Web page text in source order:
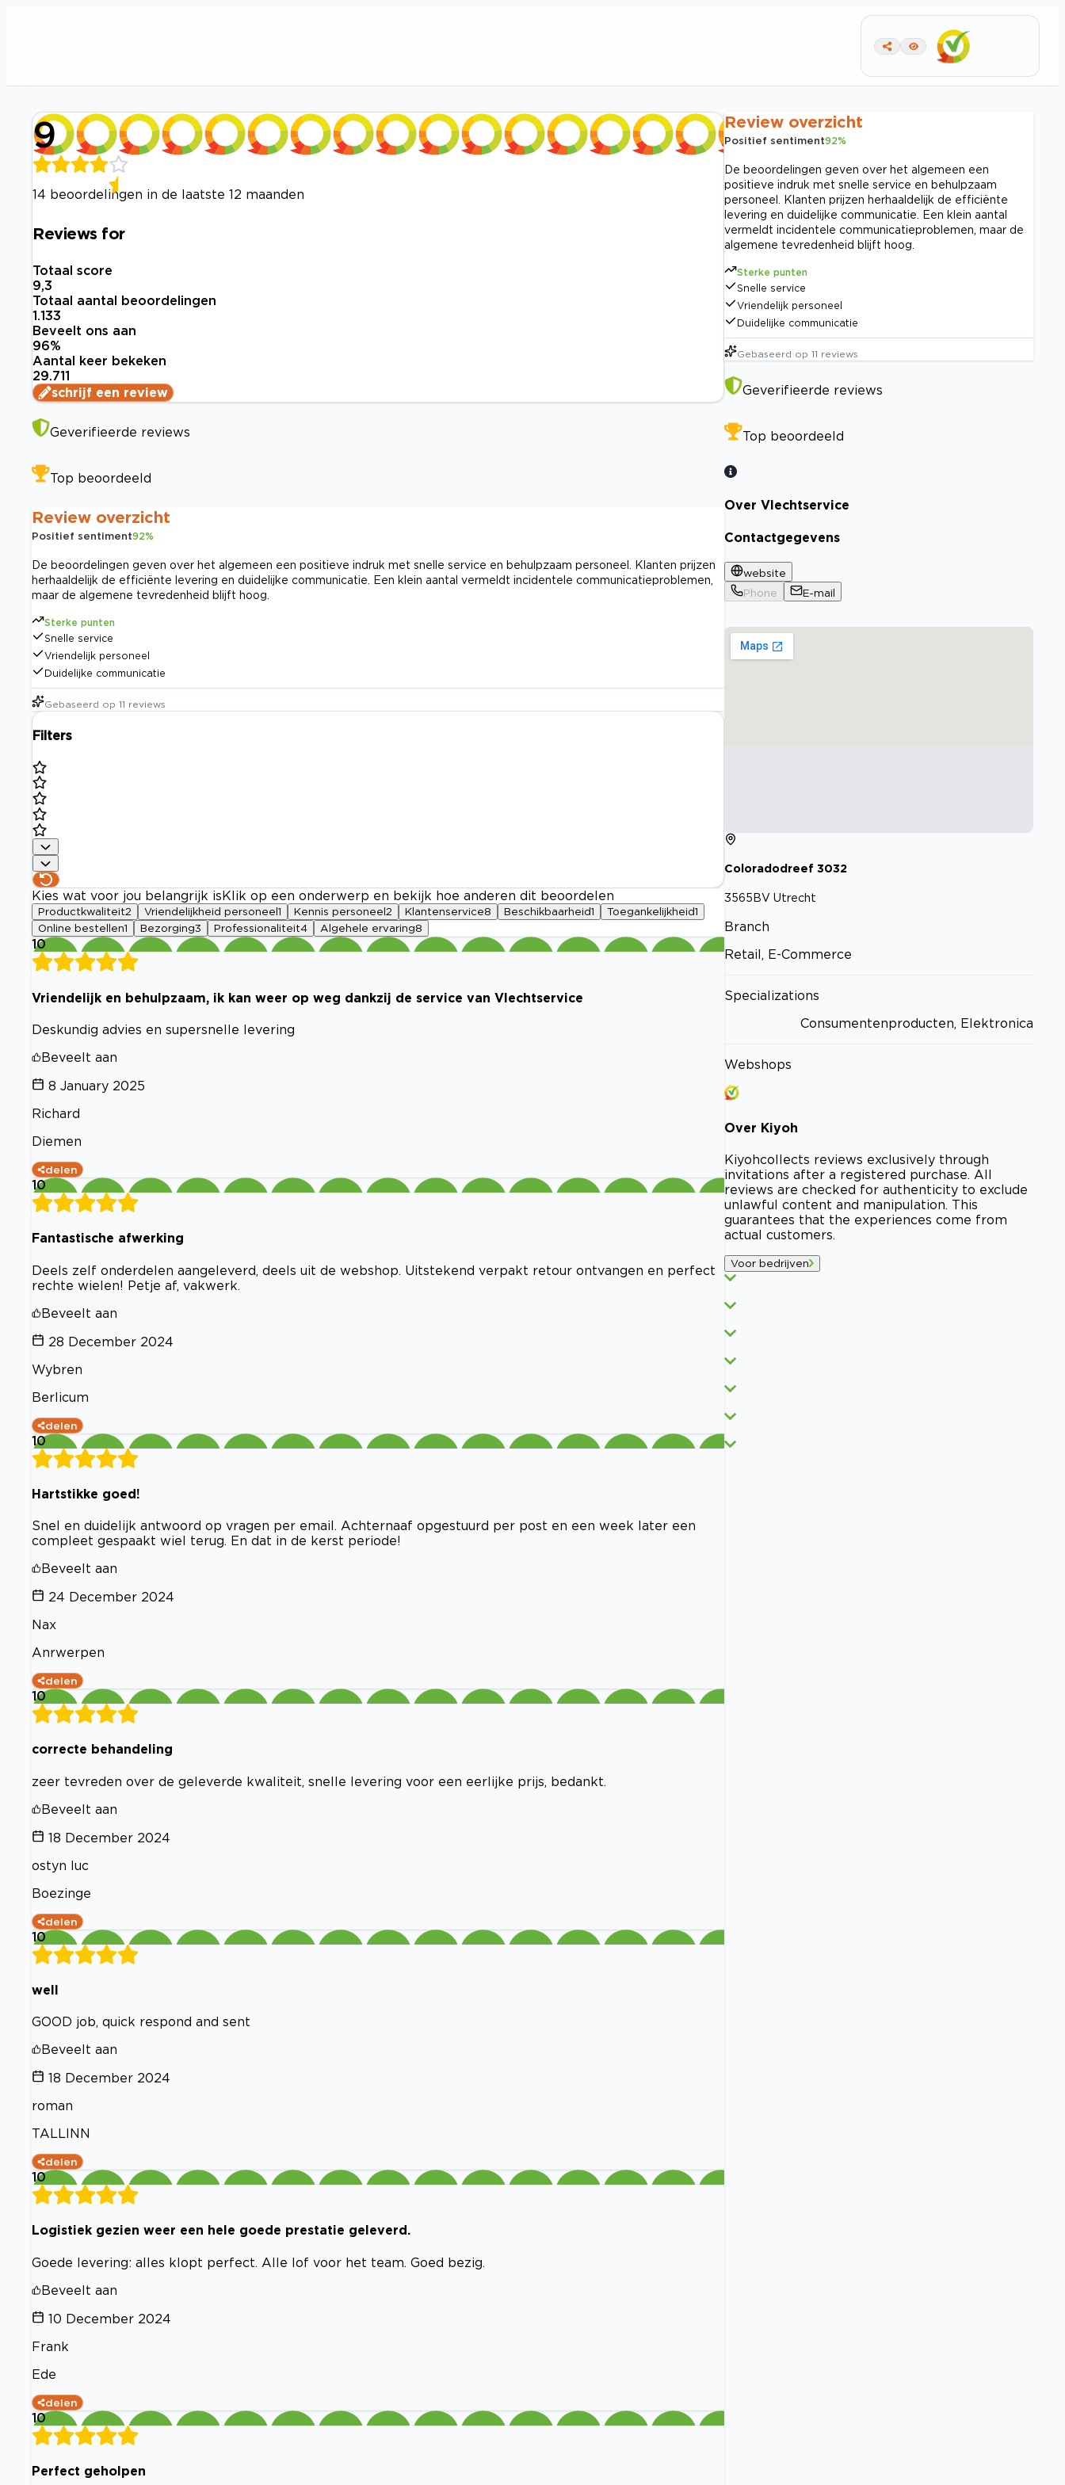
9
14 beoordelingen in de laatste 12 maanden
Reviews for
Totaal score
9,3
Totaal aantal beoordelingen
1.133
Beveelt ons aan
96%
Aantal keer bekeken
29.711
schrijf een review
Geverifieerde reviews
Top beoordeeld
Review overzicht
Positief sentiment92%
De beoordelingen geven over het algemeen een positieve indruk met snelle service en behulpzaam personeel. Klanten prijzen
herhaaldelijk de efficiënte levering en duidelijke communicatie. Een klein aantal vermeldt incidentele communicatieproblemen,
maar de algemene tevredenheid blijft hoog.
Sterke punten
Snelle service
Vriendelijk personeel
Duidelijke communicatie
Gebaseerd op 11 reviews
Filters
Kies wat voor jou belangrijk is Klik op een onderwerp en bekijk hoe anderen dit beoordelen
Productkwaliteit2 Vriendelijkheid personeel 1 Kennis personeel 2 Klantenservice8 Beschikbaarheid1 Toegankelijkheid1
Online bestellen1 Bezorging3 Professionaliteit4 Algehele ervaring8
10
Vriendelijk en behulpzaam, ik kan weer op weg dankzij de service van Vlechtservice
Deskundig advies en supersnelle levering
Beveelt aan
8 January 2025
Richard
Diemen
delen
10
Fantastische afwerking
Deels zelf onderdelen aangeleverd, deels uit de webshop. Uitstekend verpakt retour ontvangen en perfect
rechte wielen! Petje af, vakwerk.
Beveelt aan
28 December 2024
Wybren
Berlicum
delen
10
Hartstikke goed!
Snel en duidelijk antwoord op vragen per email. Achternaaf opgestuurd per post en een week later een
compleet gespaakt wiel terug. En dat in de kerst periode!
Beveelt aan
24 December 2024
Nax
Anrwerpen
delen
10
correcte behandeling
zeer tevreden over de geleverde kwaliteit, snelle levering voor een eerlijke prijs, bedankt.
Beveelt aan
18 December 2024
ostyn luc
Boezinge
delen
10
well
GOOD job, quick respond and sent
Beveelt aan
18 December 2024
roman
TALLINN
delen
10
Logistiek gezien weer een hele goede prestatie geleverd.
Goede levering: alles klopt perfect. Alle lof voor het team. Goed bezig.
Beveelt aan
10 December 2024
Frank
Ede
delen
10
Perfect geholpen
Review overzicht
Positief sentiment92%
De beoordelingen geven over het algemeen een
positieve indruk met snelle service en behulpzaam
personeel. Klanten prijzen herhaaldelijk de efficiënte
levering en duidelijke communicatie. Een klein aantal
vermeldt incidentele communicatieproblemen, maar de
algemene tevredenheid blijft hoog.
Sterke punten
Snelle service
Vriendelijk personeel
Duidelijke communicatie
Gebaseerd op 11 reviews
Geverifieerde reviews
Top beoordeeld
Over Vlechtservice
Contactgegevens
website
Phone
E-mail
Coloradodreef 3032
3565BV Utrecht
Branch
Retail, E-Commerce
Specializations
Consumentenproducten, Elektronica
Webshops
Over Kiyoh
Kiyohcollects reviews exclusively through
invitations after a registered purchase. All
reviews are checked for authenticity to exclude
unlawful content and manipulation. This
guarantees that the experiences come from
actual customers.
Voor bedrijven